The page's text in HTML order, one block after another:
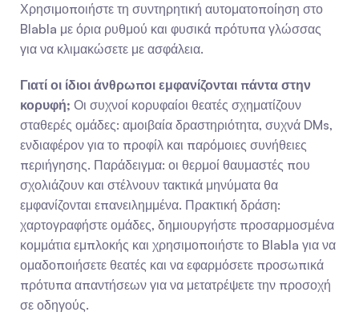
Χρησιμοποιήστε τη συντηρητική αυτοματοποίηση στο
Blabla με όρια ρυθμού και φυσικά πρότυπα γλώσσας
για να κλιμακώσετε με ασφάλεια.
Γιατί οι ίδιοι άνθρωποι εμφανίζονται πάντα στην
κορυφή; Οι συχνοί κορυφαίοι θεατές σχηματίζουν
σταθερές ομάδες: αμοιβαία δραστηριότητα, συχνά DMs,
ενδιαφέρον για το προφίλ και παρόμοιες συνήθειες
περιήγησης. Παράδειγμα: οι θερμοί θαυμαστές που
σχολιάζουν και στέλνουν τακτικά μηνύματα θα
εμφανίζονται επανειλημμένα. Πρακτική δράση:
χαρτογραφήστε ομάδες, δημιουργήστε προσαρμοσμένα
κομμάτια εμπλοκής και χρησιμοποιήστε το Blabla για να
ομαδοποιήσετε θεατές και να εφαρμόσετε προσωπικά
πρότυπα απαντήσεων για να μετατρέψετε την προσοχή
σε οδηγούς.